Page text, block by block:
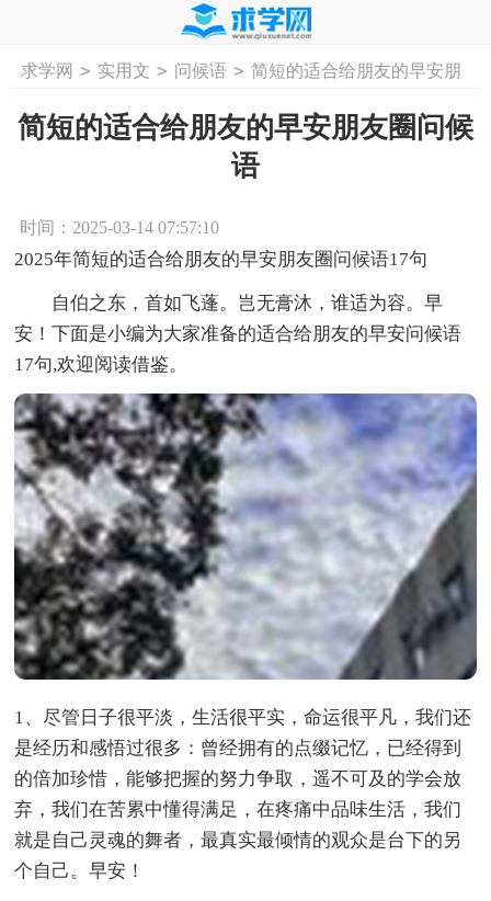
首页 工作计划 活动计划 学习计划
求学网 > 实用文 > 问候语 > 简短的适合给朋友的早安朋
简短的适合给朋友的早安朋友圈问候
语
时间：2025-03-14 07:57:10
2025年简短的适合给朋友的早安朋友圈问候语17句
自伯之东，首如飞蓬。岂无膏沐，谁适为容。早
安！下面是小编为大家准备的适合给朋友的早安问候语
17句,欢迎阅读借鉴。
1、尽管日子很平淡，生活很平实，命运很平凡，我们还
是经历和感悟过很多：曾经拥有的点缀记忆，已经得到
的倍加珍惜，能够把握的努力争取，遥不可及的学会放
弃，我们在苦累中懂得满足，在疼痛中品味生活，我们
就是自己灵魂的舞者，最真实最倾情的观众是台下的另
个自己。早安！